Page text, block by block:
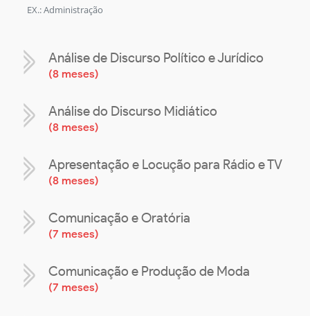
EX.: Administração
Análise de Discurso Político e Jurídico
(8 meses)
Análise do Discurso Midiático
(8 meses)
Apresentação e Locução para Rádio e TV
(8 meses)
Comunicação e Oratória
(7 meses)
Comunicação e Produção de Moda
(7 meses)